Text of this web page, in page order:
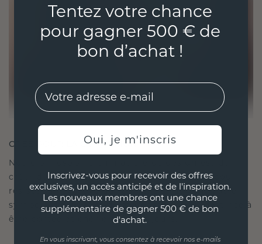
CRÉÉ POUR LA CONNEXION
Notre philosophie en matière de design est de
créer des liens, chaque pièce étant conçue pour
résister à l'épreuve du temps. Elle devient votre
symbole d'amour et de moments chéris, destinée à
être portée et chérie pour toujours.
Tentez votre chance
pour gagner 500 € de
bon d’achat !
EMail
Oui, je m'inscris
Inscrivez-vous pour recevoir des offres
exclusives, un accès anticipé et de l'inspiration.
Les nouveaux membres ont une chance
supplémentaire de gagner 500 € de bon
d'achat.
En vous inscrivant, vous consentez à recevoir nos e-mails